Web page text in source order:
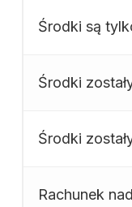
Środki są
Środki
Środki
Rachunek